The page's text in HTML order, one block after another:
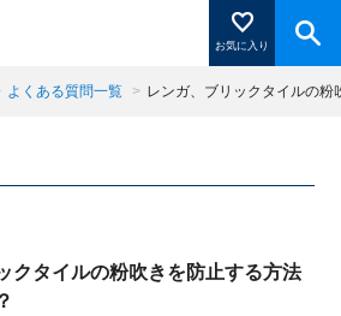
お気に入り
気に入り登録」を押すと登録した
ます。
よくある質問一覧 > レンガ、ブリックタイルの
クタイルの粉吹きを防止する方法